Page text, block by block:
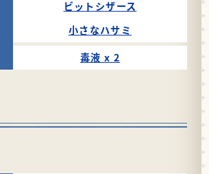
ビットシザース
小さなハサミ
毒液 x 2